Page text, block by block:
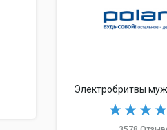
Электробритвы